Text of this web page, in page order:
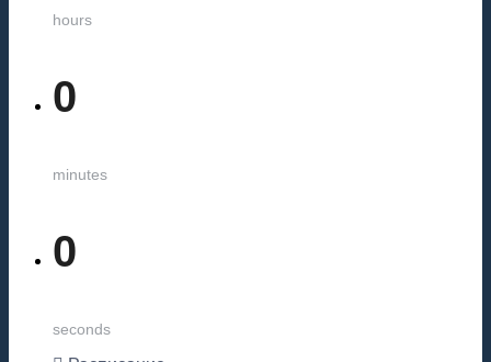
hours
0
minutes
0
seconds